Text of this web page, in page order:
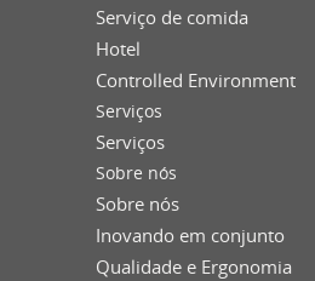
Serviço de comida
Hotel
Controlled Environment
Serviços
Serviços
Sobre nós
Sobre nós
Inovando em conjunto
Qualidade e Ergonomia